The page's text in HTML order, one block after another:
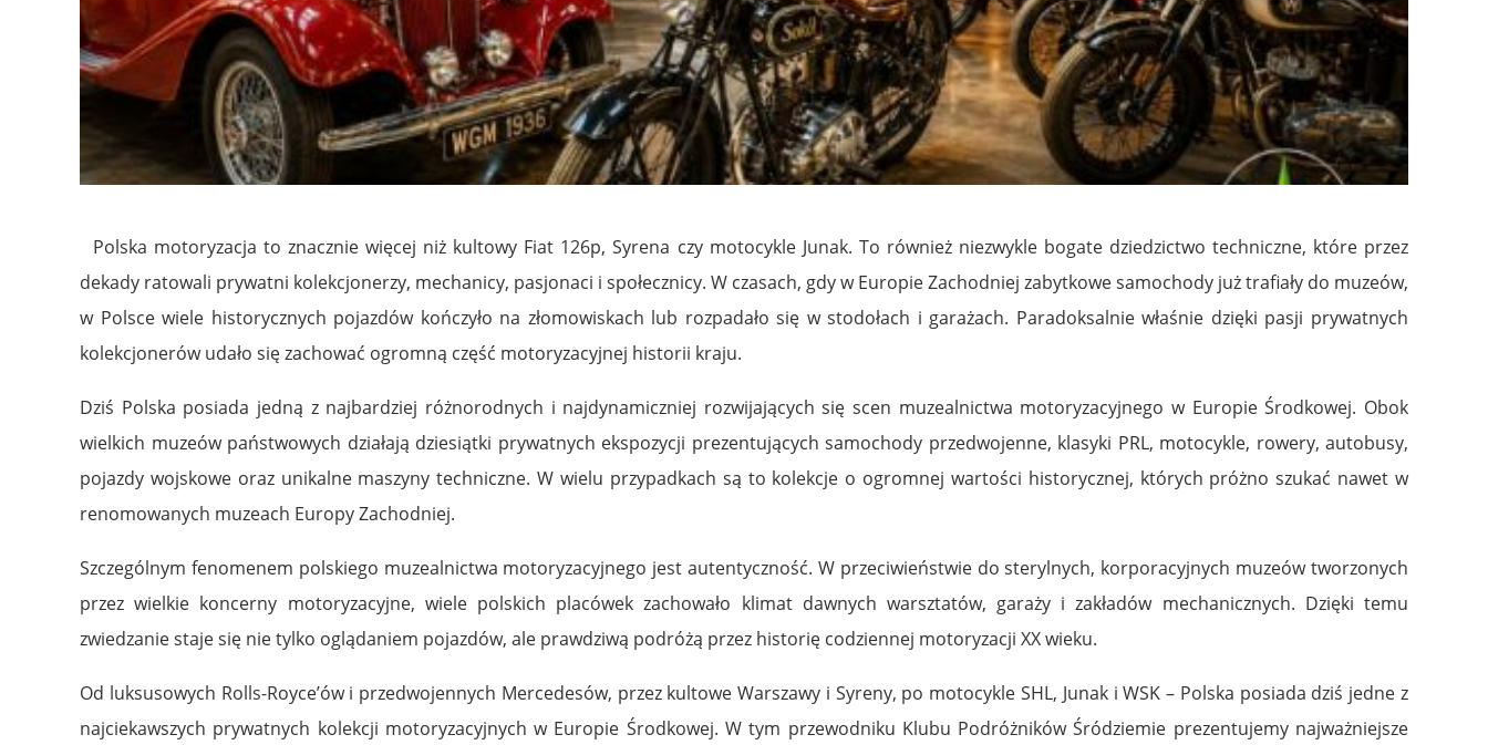
Polska motoryzacja to znacznie więcej niż kultowy Fiat 126p, Syrena czy motocykle Junak. To również niezwykle bogate dziedzictwo techniczne, które przez
dekady ratowali prywatni kolekcjonerzy, mechanicy, pasjonaci i społecznicy. W czasach, gdy w Europie Zachodniej zabytkowe samochody już trafiały do muzeów,
w Polsce wiele historycznych pojazdów kończyło na złomowiskach lub rozpadało się w stodołach i garażach. Paradoksalnie właśnie dzięki pasji prywatnych
kolekcjonerów udało się zachować ogromną część motoryzacyjnej historii kraju.
Dziś Polska posiada jedną z najbardziej różnorodnych i najdynamiczniej rozwijających się scen muzealnictwa motoryzacyjnego w Europie Środkowej. Obok
wielkich muzeów państwowych działają dziesiątki prywatnych ekspozycji prezentujących samochody przedwojenne, klasyki PRL, motocykle, rowery, autobusy,
pojazdy wojskowe oraz unikalne maszyny techniczne. W wielu przypadkach są to kolekcje o ogromnej wartości historycznej, których próżno szukać nawet w
renomowanych muzeach Europy Zachodniej.
Szczególnym fenomenem polskiego muzealnictwa motoryzacyjnego jest autentyczność. W przeciwieństwie do sterylnych, korporacyjnych muzeów tworzonych
przez wielkie koncerny motoryzacyjne, wiele polskich placówek zachowało klimat dawnych warsztatów, garaży i zakładów mechanicznych. Dzięki temu
zwiedzanie staje się nie tylko oglądaniem pojazdów, ale prawdziwą podróżą przez historię codziennej motoryzacji XX wieku.
Od luksusowych Rolls-Royce’ów i przedwojennych Mercedesów, przez kultowe Warszawy i Syreny, po motocykle SHL, Junak i WSK – Polska posiada dziś jedne z
najciekawszych prywatnych kolekcji motoryzacyjnych w Europie Środkowej. W tym przewodniku Klubu Podróżników Śródziemie prezentujemy najważniejsze